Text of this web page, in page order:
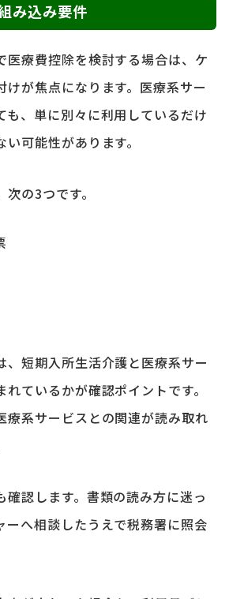
み込み要件
医療費控除を検討する場合は、ケ
けが焦点になります。医療系サー
も、単に別々に利用しているだけ
可能性があります。
の3つです。
、短期入所生活介護と医療系サー
ているかが確認ポイントです。
療系サービスとの関連が読み取れ
確認します。書類の読み方に迷っ
ーへ相談したうえで税務署に照会